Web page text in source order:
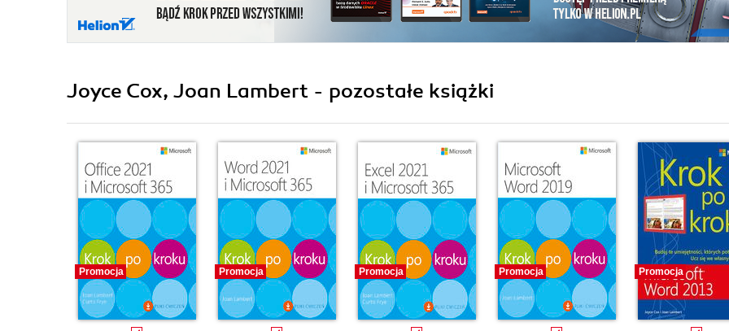
Joyce Cox, Joan Lambert - pozostałe książki
Promocja Promocja Promocja Promocja Promocja